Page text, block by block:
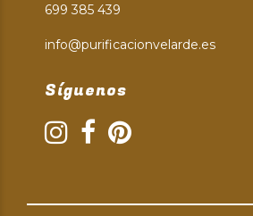
699 385 439
info@purificacionvelarde.es
Síguenos